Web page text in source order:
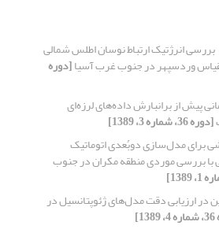
بررسی انرژتیک ارتباط نوسان اطلس شمالی
[دوره
پیش از برانبارش داده‌های لرزه‌ای
[دوره 36، شماره 3، 1389]
برای مدل‌سازی دوبُعدی اتوماتیک
بررسی موردی منطقه مکران در جنوب
در ارزیابی دقت مدل‌های ژئوپتانسیل در